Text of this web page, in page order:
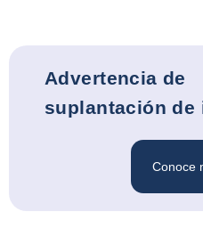
Advertencia de
suplantación de
Conoce